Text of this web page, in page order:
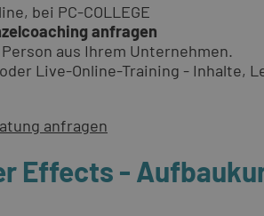
bei PC-COLLEGE
anfragen
aus Ihrem Unternehmen.
Live-Online-Training - Inhalte,
anfragen
Effects -